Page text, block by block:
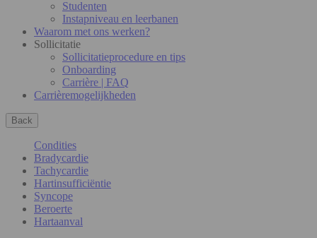
Studenten
Instapniveau en leerbanen
Waarom met ons werken?
Sollicitatie
Sollicitatieprocedure en tips
Onboarding
Carrière | FAQ
Carrièremogelijkheden
Back
Condities
Bradycardie
Tachycardie
Hartinsufficiëntie
Syncope
Beroerte
Hartaanval